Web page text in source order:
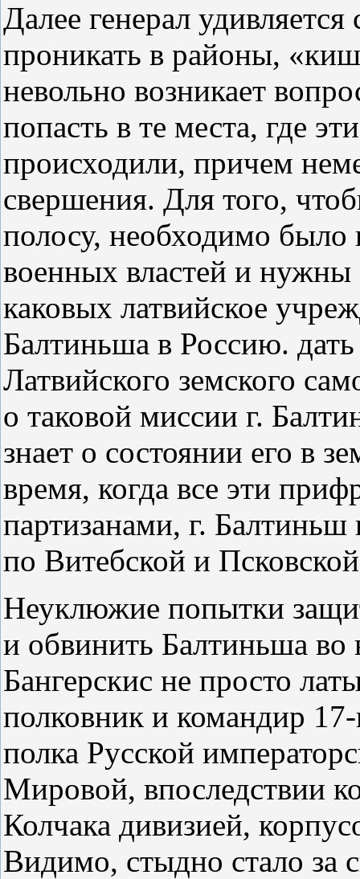
Далее генерал
проникать в районы,
невольно возникает
попасть в те места, где
происходили, причем
свершения. Для того,
полосу, необходимо было
военных властей и
каковых латвийское
Балтиньша в Россию.
Латвийского земского
о таковой миссии г.
знает о состоянии его в
время, когда все эти
партизанами, г. Балтиньш
по Витебской и
Неуклюжие попытки
и обвинить Балтиньша во
Бангерскис не просто
полковник и командир
полка Русской
Мировой, впоследствии
Колчака дивизией,
Видимо, стыдно стало